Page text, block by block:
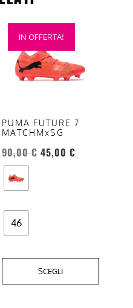
IN OFFERTA!
PUMA FUTURE 7
MATCHMxSG
90,00€ 45,00 €
46
SCEGLI
Questo
prodotto
opzioni
possono
essere
scelte
nella
del
prodotto